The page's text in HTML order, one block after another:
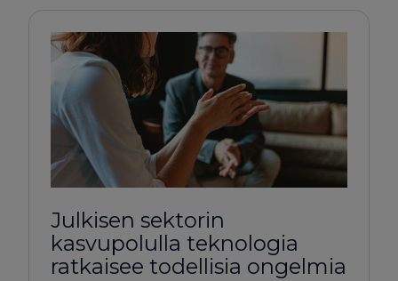
Julkisen sektorin
kasvupolulla teknologia
ratkaisee todellisia ongelmia